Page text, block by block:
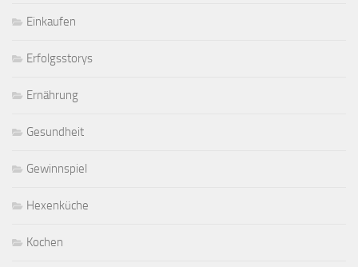
Einkaufen
Erfolgsstorys
Ernährung
Gesundheit
Gewinnspiel
Hexenküche
Kochen